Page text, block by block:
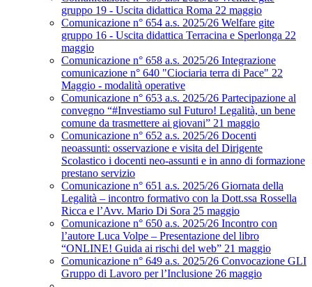
gruppo 19 - Uscita didattica Roma 22 maggio
Comunicazione n° 654 a.s. 2025/26 Welfare gite
gruppo 16 - Uscita didattica Terracina e Sperlonga 22
maggio
Comunicazione n° 658 a.s. 2025/26 Integrazione
comunicazione n° 640 "Ciociaria terra di Pace" 22
Maggio - modalità operative
Comunicazione n° 653 a.s. 2025/26 Partecipazione al
convegno “#Investiamo sul Futuro! Legalità, un bene
comune da trasmettere ai giovani” 21 maggio
Comunicazione n° 652 a.s. 2025/26 Docenti
neoassunti: osservazione e visita del Dirigente
Scolastico i docenti neo-assunti e in anno di formazione
prestano servizio
Comunicazione n° 651 a.s. 2025/26 Giornata della
Legalità – incontro formativo con la Dott.ssa Rossella
Ricca e l’Avv. Mario Di Sora 25 maggio
Comunicazione n° 650 a.s. 2025/26 Incontro con
l’autore Luca Volpe – Presentazione del libro
“ONLINE! Guida ai rischi del web” 21 maggio
Comunicazione n° 649 a.s. 2025/26 Convocazione GLI
Gruppo di Lavoro per l’Inclusione 26 maggio